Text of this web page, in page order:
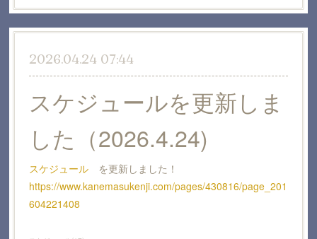
2026.04.24 07:44
スケジュールを更新しま
した（2026.4.24)
スケジュールを更新しました！
https://www.kanemasukenji.com/pages/430816/page_201
604221408